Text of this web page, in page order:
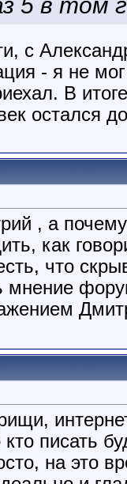
5 в том
с
- я не
В
остался
, а
как
что
мнение
писать
на это